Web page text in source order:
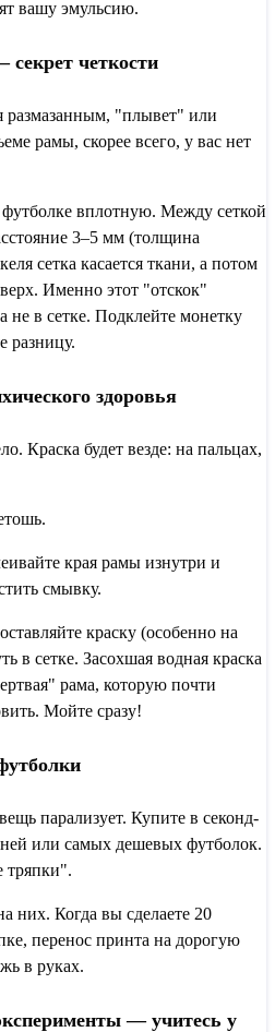
вашу эмульсию.
четкости
размазанным, "плывет" или
рамы, скорее всего, у вас нет
вплотную. Между сеткой
3–5 мм (толщина
сетка касается ткани, а потом
Именно этот "отскок"
не в сетке. Подклейте монетку
разницу.
здоровья
Краска будет везде: на пальцах,
края рамы изнутри и
смывку.
краску (особенно на
в сетке. Засохшая водная краска
рама, которую почти
Мойте сразу!
парализует. Купите в секонд-
или самых дешевых футболок.
тряпки".
них. Когда вы сделаете 20
перенос принта на дорогую
в руках.
— учитесь у